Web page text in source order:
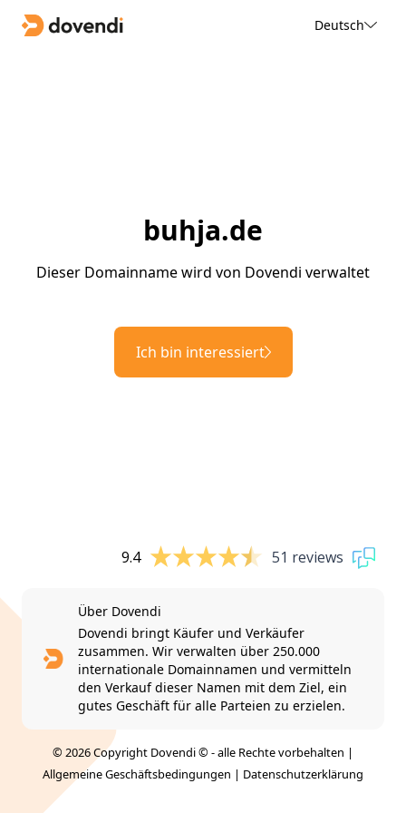
Deutsch
buhja.de
Dieser Domainname wird von Dovendi verwaltet
Ich bin interessiert
9.4 51 reviews
Über Dovendi
Dovendi bringt Käufer und Verkäufer
zusammen. Wir verwalten über 250.000
internationale Domainnamen und vermitteln
den Verkauf dieser Namen mit dem Ziel, ein
gutes Geschäft für alle Parteien zu erzielen.
© 2026 Copyright Dovendi © - alle Rechte vorbehalten |
Allgemeine Geschäftsbedingungen | Datenschutzerklärung